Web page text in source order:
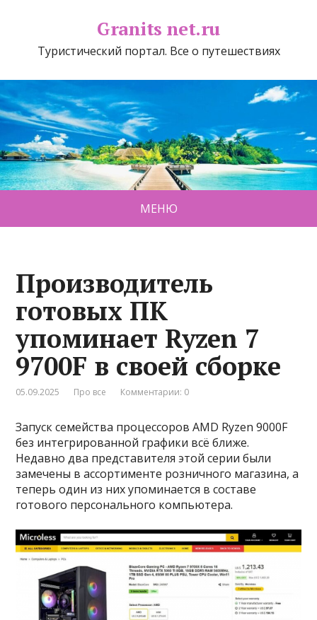
Granits net.ru
Туристический портал. Все о путешествиях
МЕНЮ
Производитель
готовых ПК
упоминает Ryzen 7
9700F в своей сборке
05.09.2025 Про все Комментарии: 0
Запуск семейства процессоров AMD Ryzen 9000F
без интегрированной графики всё ближе.
Недавно два представителя этой серии были
замечены в ассортименте розничного магазина, а
теперь один из них упоминается в составе
готового персонального компьютера.